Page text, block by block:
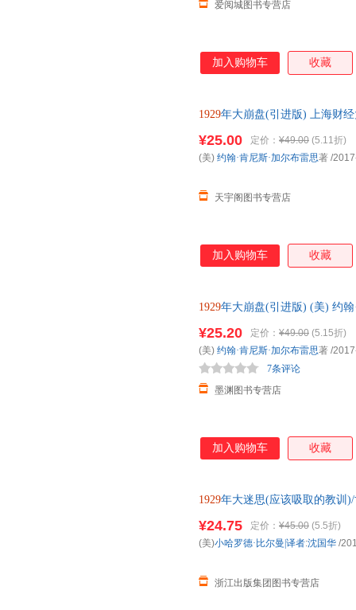
爱阅城图书专营店
加入购物车 收藏
1929年大崩盘(引进版) 上海财
¥25.00 定价： ¥49.00 (5.11折)
天宇阁图书专营店
(美) 约翰·肯尼斯·加尔布雷思著 /
加入购物车 收藏
1929年大崩盘(引进版) (美) 约
¥25.20 定价： ¥49.00 (5.15折)
墨渊图书专营店
7条评论
(美) 约翰·肯尼斯·加尔布雷思著 /
加入购物车 收藏
1929年大迷思(应该吸取的教训
¥24.75 定价： ¥45.00 (5.5折)
浙江出版集团图书专营店
(美)小哈罗德·比尔曼|译者:沈国华 /